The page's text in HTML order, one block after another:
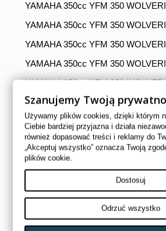
YAMAHA 350cc YFM 350
YAMAHA 350cc YFM 350
YAMAHA 350cc YFM 350
YAMAHA 350cc YFM 350
YAMAHA 350cc YFM 350
YAMAHA 350cc YFM 350
YAMAHA 350cc YFM 350
YAMAHA 350cc YFM 350
YAMAHA 350cc YFM 350
YAMAHA 350cc YFM 350
YAMAHA 350cc YFM 350
YAMAHA 350cc YFM 350
Szanujemy Twoją
Używamy plików cookies, dzięki którym
Ciebie bardziej przyjazna i działa
również dopasować treści i reklamy do
„Akceptuj wszystko” oznacza Twoją
plików cookie.
Dostosuj
Odrzuć wszystko